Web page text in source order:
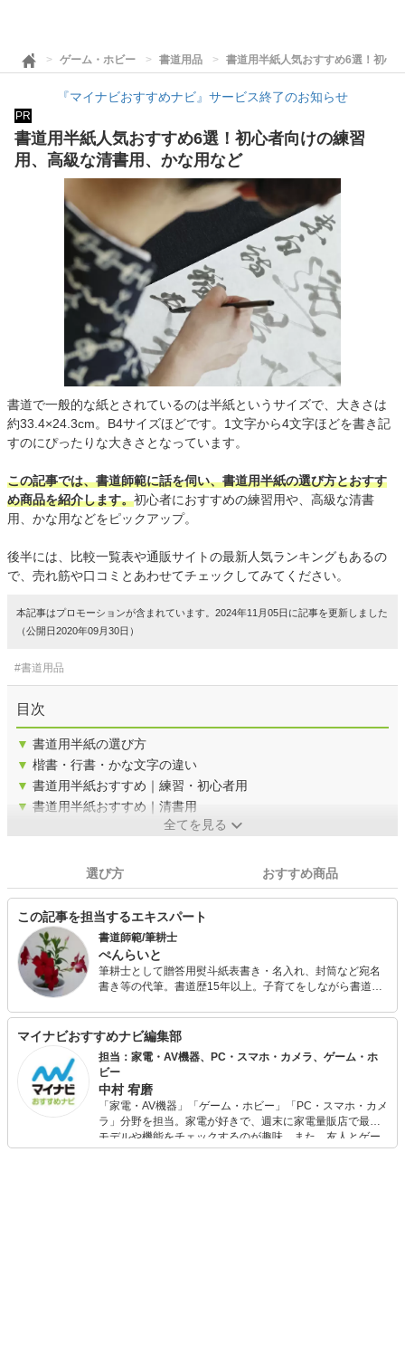
ゲーム・ホビー 書道用品 書道用半紙人気おすすめ6選！初心
『マイナビおすすめナビ』サービス終了のお知らせ
PR
書道用半紙人気おすすめ6選！初心者向けの練習
用、高級な清書用、かな用など
書道で一般的な紙とされているのは半紙というサイズで、大きさは
約33.4×24.3cm。B4サイズほどです。1文字から4文字ほどを書き記
すのにぴったりな大きさとなっています。
この記事では、書道師範に話を伺い、書道用半紙の選び方とおすす
め商品を紹介します。初心者におすすめの練習用や、高級な清書
用、かな用などをピックアップ。
後半には、比較一覧表や通販サイトの最新人気ランキングもあるの
で、売れ筋や口コミとあわせてチェックしてみてください。
本記事はプロモーションが含まれています。2024年11月05日に記事を更新しました
（公開日2020年09月30日）
#書道用品
目次
▼ 書道用半紙の選び方
▼ 楷書・行書・かな文字の違い
▼ 書道用半紙おすすめ｜練習・初心者用
▼ 書道用半紙おすすめ｜清書用
全てを見る
選び方 おすすめ商品
この記事を担当するエキスパート
書道師範/筆耕士
ぺんらいと
筆耕士として贈答用熨斗紙表書き・名入れ、封筒など宛名
書き等の代筆。書道歴15年以上。子育てをしながら書道教
り組み中。冠婚葬祭において、前準備等に関する仕事にも
携わっております。
マイナビおすすめナビ編集部
担当：家電・AV機器、PC・スマホ・カメラ、ゲーム・ホ
ビー
中村 宥磨
「家電・AV機器」「ゲーム・ホビー」「PC・スマホ・カメ
ラ」分野を担当。家電が好きで、週末に家電量販店で最新
モデルや機能をチェックするのが趣味。また、友人とゲー
ムを楽しみながら、新作タイトルやイベント情報もいち早